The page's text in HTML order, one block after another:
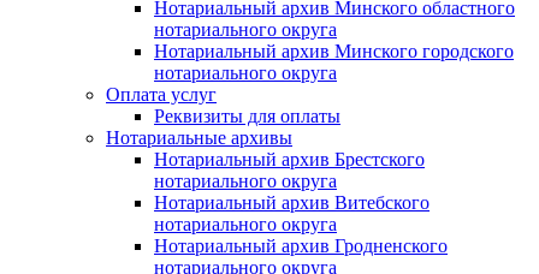
Нотариальный архив Минского областного
нотариального округа
Нотариальный архив Минского городского
нотариального округа
Оплата услуг
Реквизиты для оплаты
Нотариальные архивы
Нотариальный архив Брестского
нотариального округа
Нотариальный архив Витебского
нотариального округа
Нотариальный архив Гродненского
нотариального округа